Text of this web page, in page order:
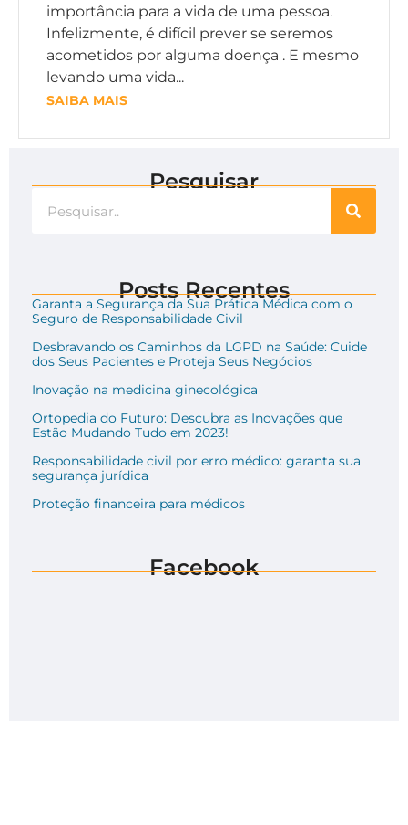
importância para a vida de uma pessoa.
Infelizmente, é difícil prever se seremos
acometidos por alguma doença . E mesmo
levando uma vida...
SAIBA MAIS
Pesquisar
Posts Recentes
Garanta a Segurança da Sua Prática Médica com o
Seguro de Responsabilidade Civil
Desbravando os Caminhos da LGPD na Saúde: Cuide
dos Seus Pacientes e Proteja Seus Negócios
Inovação na medicina ginecológica
Ortopedia do Futuro: Descubra as Inovações que
Estão Mudando Tudo em 2023!
Responsabilidade civil por erro médico: garanta sua
segurança jurídica
Proteção financeira para médicos
Facebook